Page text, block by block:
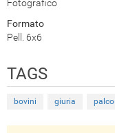
Fotografico
Formato
Pell. 6x6
TAGS
bovini giuria palco